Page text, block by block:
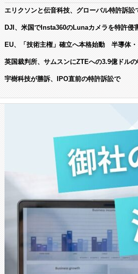
エリクソンと伝音科技、グローバル特許訴訟
DJI、米国でInsta360のLunaカメラを特許侵
EU、「技術主権」確立へ本格始動 半導体
英国裁判所、サムスンにZTEへの3.9億ドル
宇樹科技が勝訴、IPO直前の特許訴訟で